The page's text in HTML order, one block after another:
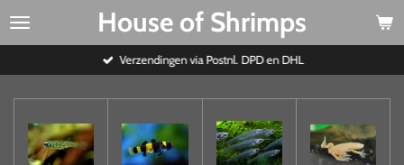
Ga
House of Shrimps
Verzendingen via Postnl. DPD en DHL